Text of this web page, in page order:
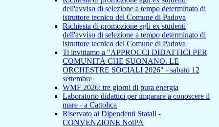
dell'avviso di selezione a tempo determinato di
istruttore tecnico del Comune di Padova
Richiesta di promozione agli ex studenti
dell'avviso di selezione a tempo determinato di
istruttore tecnico del Comune di Padova
Ti invitiamo a "APPROCCI DIDATTICI PER
COMUNITÀ CHE SUONANO. LE
ORCHESTRE SOCIALI 2026" - sabato 12
settembre
WMF 2026: tre giorni di pura energia
Laboratorio didattici per imparare a conoscere il
mare - a Cattolica
Riservato ai Dipendenti Statali -
CONVENZIONE NoiPA